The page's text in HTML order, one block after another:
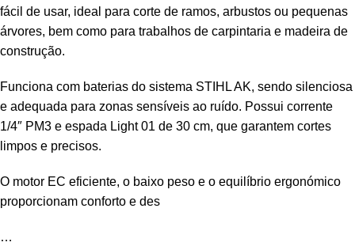
fácil de usar, ideal para corte de ramos, arbustos ou pequenas
árvores, bem como para trabalhos de carpintaria e madeira de
construção.
Funciona com baterias do sistema STIHL AK, sendo silenciosa
e adequada para zonas sensíveis ao ruído. Possui corrente
1/4″ PM3 e espada Light 01 de 30 cm, que garantem cortes
limpos e precisos.
O motor EC eficiente, o baixo peso e o equilíbrio ergonómico
proporcionam conforto e des
…